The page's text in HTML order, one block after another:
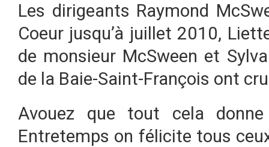
Les dirigeants Raymond
Coeur jusqu’à juillet 2010,
de monsieur McSween et
de la Baie-Saint-François ont
Avouez que tout cela
Entretemps on félicite tous